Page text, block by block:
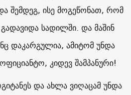
შემდეგ, ისე მოგეწონათ, რომ
სადილში. და მაშინ
დაკარგულია, ამიტომ უნდა
კიდევ შამპანური!
და ახლა ვიღაცამ უნდა